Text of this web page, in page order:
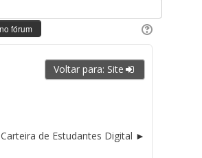
Voltar para: Site
Carteira de Estudantes Digital